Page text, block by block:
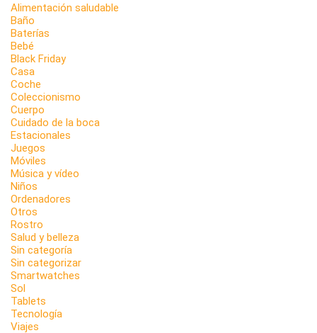
Alimentación saludable
Baño
Baterías
Bebé
Black Friday
Casa
Coche
Coleccionismo
Cuerpo
Cuidado de la boca
Estacionales
Juegos
Móviles
Música y vídeo
Niños
Ordenadores
Otros
Rostro
Salud y belleza
Sin categoría
Sin categorizar
Smartwatches
Sol
Tablets
Tecnología
Viajes